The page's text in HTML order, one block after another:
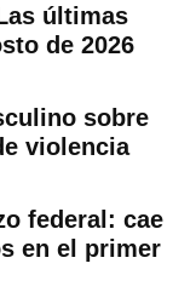
últimas
de 2026
sobre
violencia
federal: cae
en el primer